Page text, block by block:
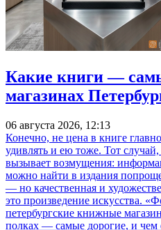
Какие книги —
магазинах
06 августа 2026, 12:13
Конечно, не цена в книге
удивлять и ею тоже. Тот случай,
вызывает возмущения:
можно найти в издания
— но качественная и
это произведение искусства.
петербургские книжные
полках — самые дорогие, и